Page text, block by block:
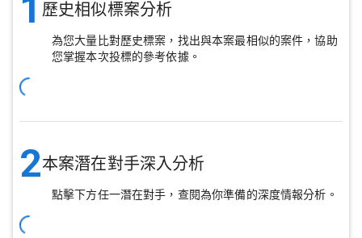
1 歷史相似標案分析
為您大量比對歷史標案，找出與本案最相似的案件，協助
您掌握本次投標的參考依據。
2本案潛在對手深入分析
點擊下方任一潛在對手，查閱為你準備的深度情報分析。